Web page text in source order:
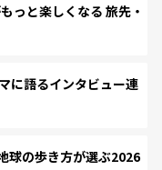
と楽しくなる 旅先・
に語るインタビュー連
球の歩き方が選ぶ2026